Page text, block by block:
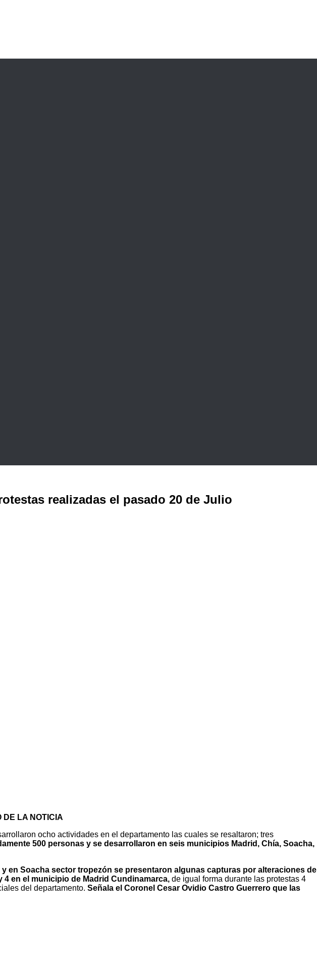
realizadas el pasado 20 de Julio
DE LA NOTICIA
ocho actividades en el departamento las cuales se resaltaron; tres
500 personas y se desarrollaron en seis municipios Madrid, Chía, Soacha,
en Soacha sector tropezón se presentaron algunas capturas por alteraciones de
en el municipio de Madrid Cundinamarca, de igual forma durante las protestas 4
del departamento. Señala el Coronel Cesar Ovidio Castro Guerrero que las